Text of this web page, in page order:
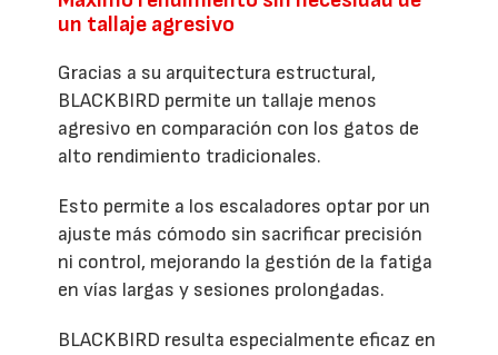
un tallaje agresivo
Gracias a su arquitectura estructural,
BLACKBIRD permite un tallaje menos
agresivo en comparación con los gatos de
alto rendimiento tradicionales.
Esto permite a los escaladores optar por un
ajuste más cómodo sin sacrificar precisión
ni control, mejorando la gestión de la fatiga
en vías largas y sesiones prolongadas.
BLACKBIRD resulta especialmente eficaz en